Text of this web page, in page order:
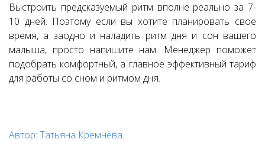
Выстроить предсказуемый ритм вполне реально за 7-
10 дней. Поэтому если вы хотите планировать свое
время, а заодно и наладить ритм дня и сон вашего
малыша, просто напишите нам. Менеджер поможет
подобрать комфортный, а главное эффективный тариф
для работы со сном и ритмом дня.
Автор: Татьяна Кремнёва.